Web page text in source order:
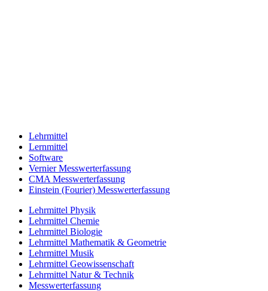
Lehrmittel
Lernmittel
Software
Vernier Messwerterfassung
CMA Messwerterfassung
Einstein (Fourier) Messwerterfassung
Lehrmittel Physik
Lehrmittel Chemie
Lehrmittel Biologie
Lehrmittel Mathematik & Geometrie
Lehrmittel Musik
Lehrmittel Geowissenschaft
Lehrmittel Natur & Technik
Messwerterfassung